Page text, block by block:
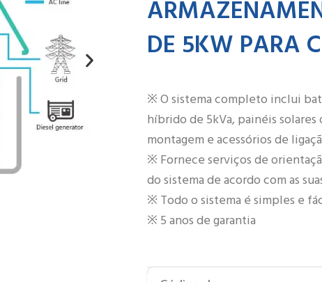
DE 5KW PARA
※ O sistema completo inclui
híbrido de 5kVa, painéis
montagem e acessórios de
※ Fornece serviços de
do sistema de acordo com as
※ Todo o sistema é simples e
※ 5 anos de garantia